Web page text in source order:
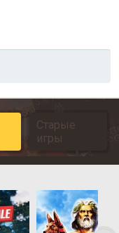
Старые
игры